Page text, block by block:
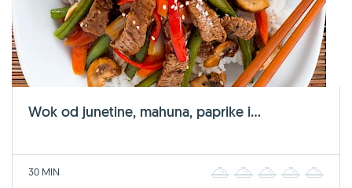
Wok od junetine, mahuna, paprike i...
30 MIN 2 3 4